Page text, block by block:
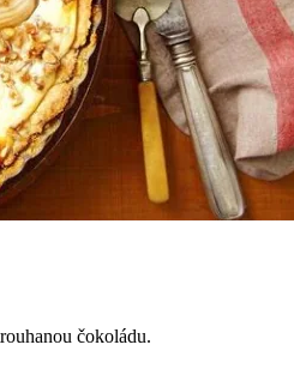
čokoládu.